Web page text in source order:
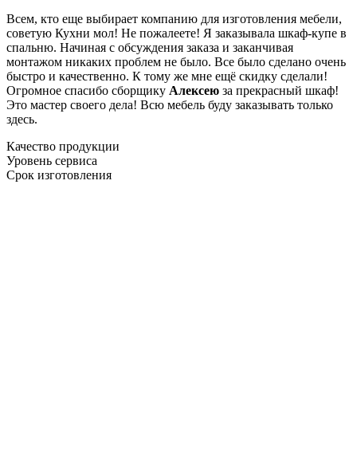
Всем, кто еще выбирает компанию для изготовления мебели,
советую Кухни мол! Не пожалеете! Я заказывала шкаф-купе в
спальню. Начиная с обсуждения заказа и заканчивая
монтажом никаких проблем не было. Все было сделано очень
быстро и качественно. К тому же мне ещё скидку сделали!
Огромное спасибо сборщику Алексею за прекрасный шкаф!
Это мастер своего дела! Всю мебель буду заказывать только
здесь.
Качество продукции
Уровень сервиса
Срок изготовления